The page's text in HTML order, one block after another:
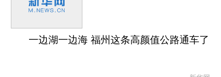
一边湖一边海 福州这条高颜值公路通车了